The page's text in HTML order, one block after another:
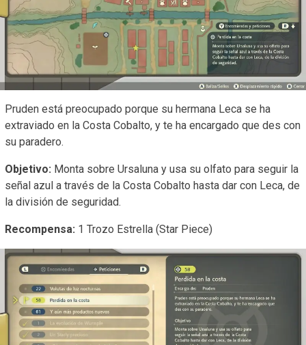
Pruden está preocupado porque su hermana Leca se ha
extraviado en la Costa Cobalto, y te ha encargado que des con
su paradero.
Objetivo: Monta sobre Ursaluna y usa su olfato para seguir la
señal azul a través de la Costa Cobalto hasta dar con Leca, de
la división de seguridad.
Recompensa: 1 Trozo Estrella (Star Piece)